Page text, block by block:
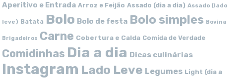
Aperitivo e Entrada Arroz e Feijão Assado (dia a dia) Assado (lado
leve) Batata Bolo Bolo de festa Bolo simples Bovina
Brigadeiros Carne Cobertura e Calda Comida de Verdade
Comidinhas Dia a dia Dicas culinárias
Instagram Lado Leve Legumes Light (dia a